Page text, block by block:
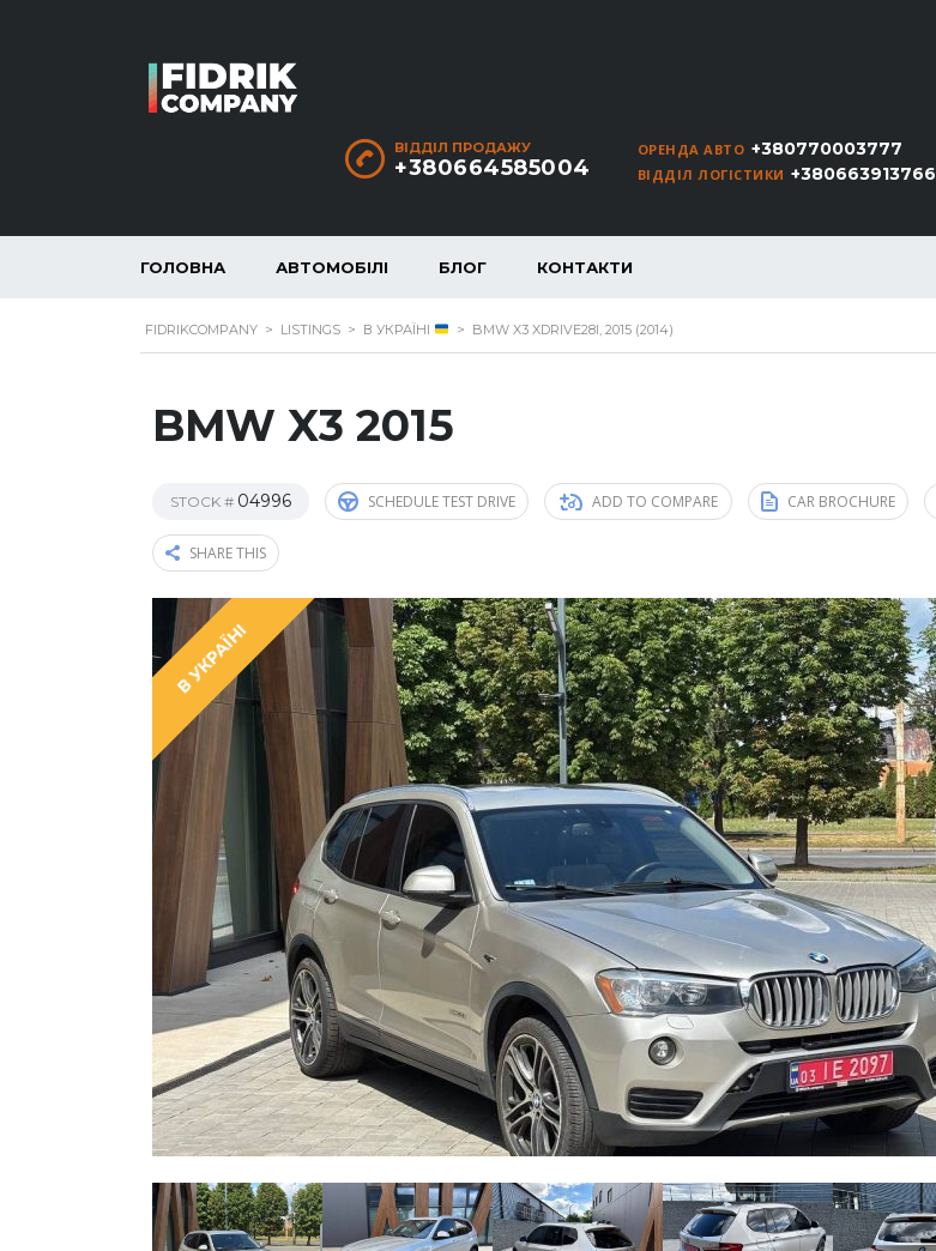
ОРЕНДА АВТО +380770003777
ВІДДІЛ ЛОГІСТИКИ +380663913766
ВІДДІЛ ПРОДАЖУ
+380664585004
ГОЛОВНА АВТОМОБІЛІ БЛОГ КОНТАКТИ
FIDRIKCOMPANY > LISTINGS > В УКРАЇНІ > BMW X3 XDRIVE28I, 2015 (2014)
BMW X3 2015
STOCK # 04996 SCHEDULE TEST DRIVE ADD TO COMPARE CAR BROCHURE
SHARE THIS
В УКРАЇНІ